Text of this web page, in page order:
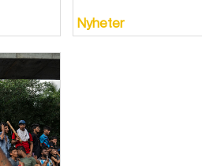
Nyheter